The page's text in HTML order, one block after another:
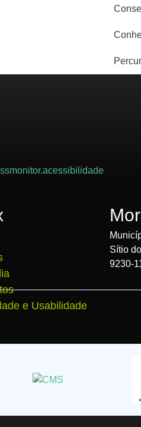
e Usabilidade
Sítio
9230-